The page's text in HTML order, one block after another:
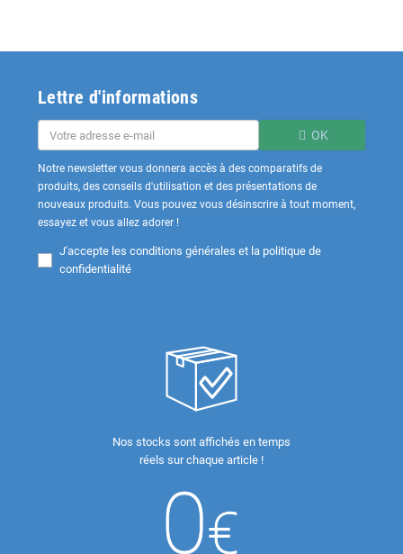
Lettre d'informations
OK
Notre newsletter vous donnera accès à des comparatifs de
produits, des conseils d'utilisation et des présentations de
nouveaux produits. Vous pouvez vous désinscrire à tout moment,
essayez et vous allez adorer !
J'accepte les conditions générales et la politique de
confidentialité
Nos stocks sont affichés en temps
réels sur chaque article !